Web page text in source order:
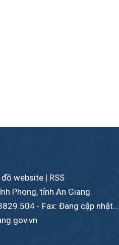
đồ website | RSS
Phong, tỉnh An Giang.
- Fax: Đang cập nhật...